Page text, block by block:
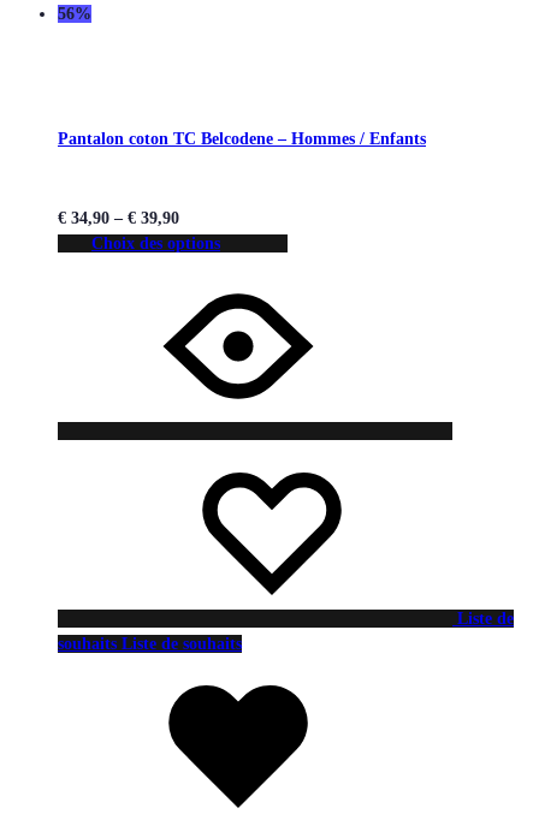
56%
Pantalon coton TC Belcodene – Hommes / Enfants
€ 34,90 – € 39,90
Choix des options
Liste de
souhaits Liste de souhaits